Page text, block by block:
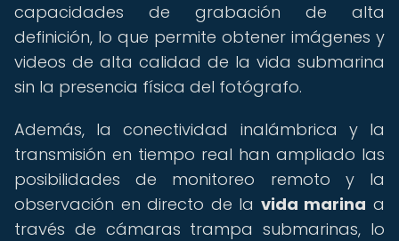
capacidades de grabación de alta
definición, lo que permite obtener imágenes y
videos de alta calidad de la vida submarina
sin la presencia física del fotógrafo.
Además, la conectividad inalámbrica y la
transmisión en tiempo real han ampliado las
posibilidades de monitoreo remoto y la
observación en directo de la vida marina a
través de cámaras trampa submarinas, lo